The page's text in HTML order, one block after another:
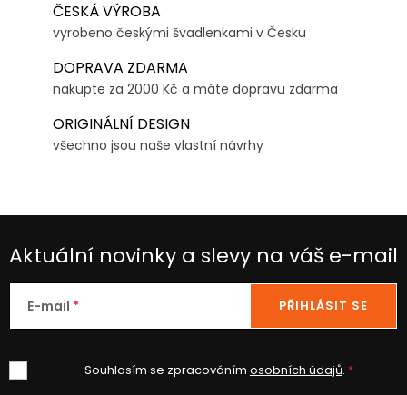
ČESKÁ VÝROBA
vyrobeno českými švadlenkami v Česku
DOPRAVA ZDARMA
nakupte za 2000 Kč a máte dopravu zdarma
ORIGINÁLNÍ DESIGN
všechno jsou naše vlastní návrhy
Aktuální novinky a slevy na váš e-mail
E-mail
Souhlasím se zpracováním osobních údajů.
PŘIHLÁSIT SE